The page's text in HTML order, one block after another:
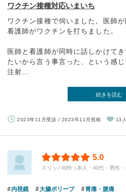
ワクチン接種対応いまいち
ワクチン接種で伺いました。医師
看護師がワクチンを打ちました。
医師と看護師が同時に話しかけて
たいから言う事言った、という感じ
注射...
続きを読む
2023年11月受診 / 2023年11月投稿 13
5.0
スリッパ689（本人・40代・男性・
内視鏡 大腸ポリープ 胃痛・腹痛